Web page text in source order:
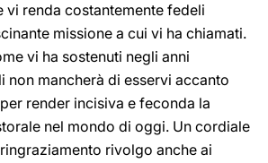
vi renda costantemente fedeli
missione a cui vi ha chiamati.
vi ha sostenuti negli anni
non mancherà di esservi accanto
render incisiva e feconda la
nel mondo di oggi. Un cordiale
rivolgo anche ai